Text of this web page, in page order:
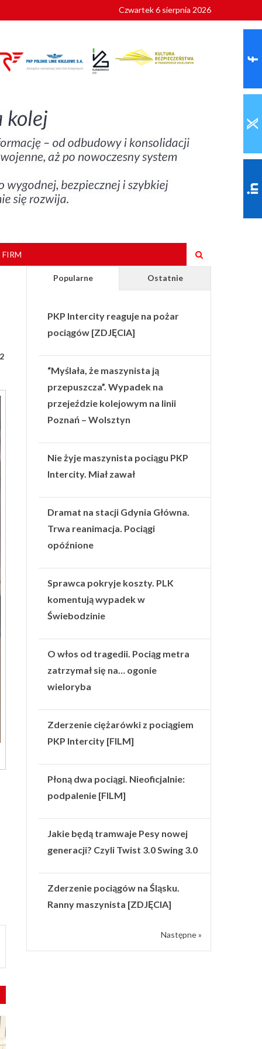
Czwartek 6 sierpnia 2026
Popularne Ostatnie
PKP Intercity reaguje na pożar
pociągów [ZDJĘCIA]
“Myślała, że maszynista ją
przepuszcza”. Wypadek na
przejeździe kolejowym na linii
Poznań – Wolsztyn
Nie żyje maszynista pociągu PKP
Intercity. Miał zawał
Dramat na stacji Gdynia Główna.
Trwa reanimacja. Pociągi
opóźnione
Sprawca pokryje koszty. PLK
komentują wypadek w
Świebodzinie
O włos od tragedii. Pociąg metra
zatrzymał się na… ogonie
wieloryba
Zderzenie ciężarówki z pociągiem
PKP Intercity [FILM]
Płoną dwa pociągi. Nieoficjalnie:
podpalenie [FILM]
Jakie będą tramwaje Pesy nowej
generacji? Czyli Twist 3.0 Swing 3.0
Zderzenie pociągów na Śląsku.
Ranny maszynista [ZDJĘCIA]
Następne »